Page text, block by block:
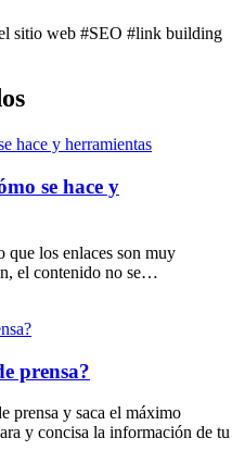
sitio web #SEO #link building
se hace y
que los enlaces son muy
el contenido no se…
prensa?
prensa y saca el máximo
y concisa la información de tu